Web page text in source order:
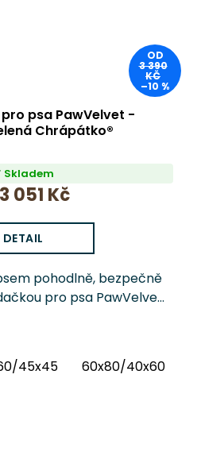
OD
3 390
KČ
–10 %
psa PawVelvet -
Chrápátko®
Skladem
3 051 Kč
DETAIL
pohodlně, bezpečně
pro psa PawVelvet
45x45 60x80/40x60